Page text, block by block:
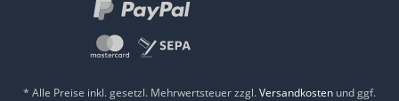
* Alle Preise inkl. gesetzl. Mehrwertsteuer zzgl.Versandkosten und ggf.